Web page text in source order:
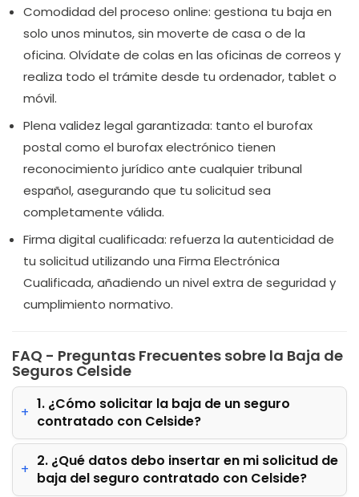
Comodidad del proceso online: gestiona tu baja en
solo unos minutos, sin moverte de casa o de la
oficina. Olvídate de colas en las oficinas de correos y
realiza todo el trámite desde tu ordenador, tablet o
móvil.
Plena validez legal garantizada: tanto el burofax
postal como el burofax electrónico tienen
reconocimiento jurídico ante cualquier tribunal
español, asegurando que tu solicitud sea
completamente válida.
Firma digital cualificada: refuerza la autenticidad de
tu solicitud utilizando una Firma Electrónica
Cualificada, añadiendo un nivel extra de seguridad y
cumplimiento normativo.
FAQ - Preguntas Frecuentes sobre la Baja de
Seguros Celside
1. ¿Cómo solicitar la baja de un seguro
contratado con Celside?
2. ¿Qué datos debo insertar en mi solicitud de
baja del seguro contratado con Celside?